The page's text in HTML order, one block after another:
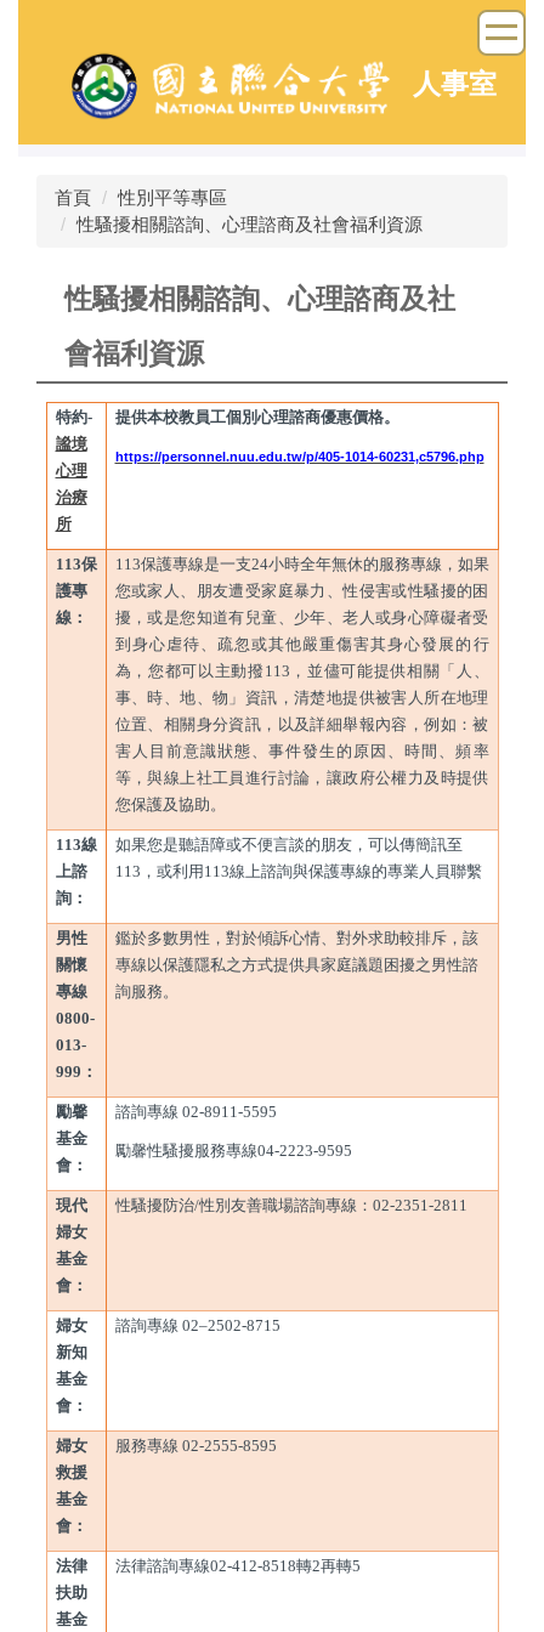
容
人事室
首頁
性別平等專區
性騷擾相關諮詢、心理諮商及社會福利資源
性騷擾相關諮詢、心理諮商及社
會福利資源
特約-
謐境
心理
治療
所
提供本校教員工個別心理諮商優惠價格。
https://personnel.nuu.edu.tw/p/405-1014-60231,c5796.php
113保
護專
線：
113保護專線是一支24小時全年無休的服務專線，如果
您或家人、朋友遭受家庭暴力、性侵害或性騷擾的困
擾，或是您知道有兒童、少年、老人或身心障礙者受
到身心虐待、疏忽或其他嚴重傷害其身心發展的行
為，您都可以主動撥113，並儘可能提供相關「人、
事、時、地、物」資訊，清楚地提供被害人所在地理
位置、相關身分資訊，以及詳細舉報內容，例如：被
害人目前意識狀態、事件發生的原因、時間、頻率
等，與線上社工員進行討論，讓政府公權力及時提供
您保護及協助。
113線
上諮
詢：
如果您是聽語障或不便言談的朋友，可以傳簡訊至
113，或利用113線上諮詢與保護專線的專業人員聯繫
男性
關懷
專線
0800-
013-
999：
鑑於多數男性，對於傾訴心情、對外求助較排斥，該
專線以保護隱私之方式提供具家庭議題困擾之男性諮
詢服務。
勵馨
基金
會：
諮詢專線 02-8911-5595
勵馨性騷擾服務專線04-2223-9595
現代
婦女
基金
會：
性騷擾防治/性別友善職場諮詢專線：02-2351-2811
婦女
新知
基金
會：
諮詢專線 02–2502-8715
婦女
救援
基金
會：
服務專線 02-2555-8595
法律
扶助
基金
法律諮詢專線02-412-8518轉2再轉5